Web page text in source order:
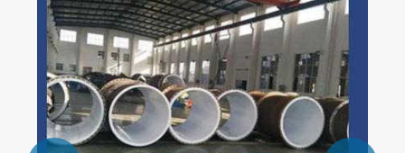
जाता है?
और देखें >>